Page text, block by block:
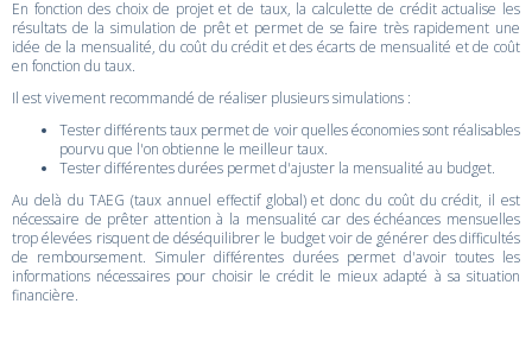
En fonction des choix de projet et de taux, la calculette de crédit actualise les
résultats de la simulation de prêt et permet de se faire très rapidement une
idée de la mensualité, du coût du crédit et des écarts de mensualité et de coût
en fonction du taux.
Il est vivement recommandé de réaliser plusieurs simulations :
Tester différents taux permet de voir quelles économies sont réalisables
pourvu que l'on obtienne le meilleur taux.
Tester différentes durées permet d'ajuster la mensualité au budget.
Au delà du TAEG (taux annuel effectif global) et donc du coût du crédit, il est
nécessaire de prêter attention à la mensualité car des échéances mensuelles
trop élevées risquent de déséquilibrer le budget voir de générer des difficultés
de remboursement. Simuler différentes durées permet d'avoir toutes les
informations nécessaires pour choisir le crédit le mieux adapté à sa situation
financière.